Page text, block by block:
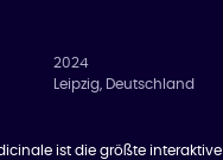
2024
Leipzig, Deutschland
ist die größte interaktive